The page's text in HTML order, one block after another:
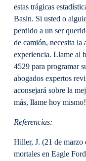
estas trágicas
Basin. Si usted o
perdido a un ser
de camión, necesita
experiencia. Llame al
4529 para programar
abogados expertos
aconsejará sobre la
más, llame hoy mismo!
Referencias:
Hiller, J. (21 de marzo
mortales en Eagle